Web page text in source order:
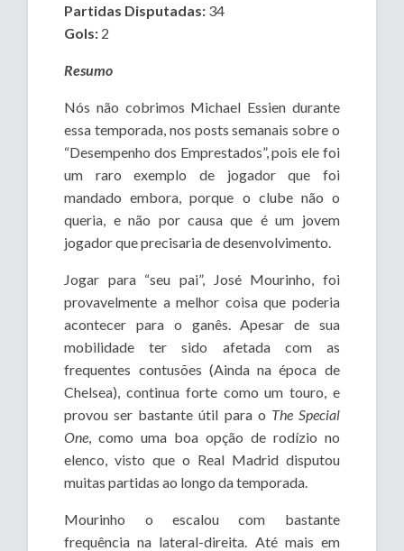
Partidas Disputadas: 34
Gols: 2
Resumo
Nós não cobrimos Michael Essien durante
essa temporada, nos posts semanais sobre o
“Desempenho dos Emprestados”, pois ele foi
um raro exemplo de jogador que foi
mandado embora, porque o clube não o
queria, e não por causa que é um jovem
jogador que precisaria de desenvolvimento.
Jogar para “seu pai”, José Mourinho, foi
provavelmente a melhor coisa que poderia
acontecer para o ganês. Apesar de sua
mobilidade ter sido afetada com as
frequentes contusões (Ainda na época de
Chelsea), continua forte como um touro, e
provou ser bastante útil para o The Special
One , como uma boa opção de rodízio no
elenco, visto que o Real Madrid disputou
muitas partidas ao longo da temporada.
Mourinho o escalou com bastante
frequência na lateral-direita. Até mais em